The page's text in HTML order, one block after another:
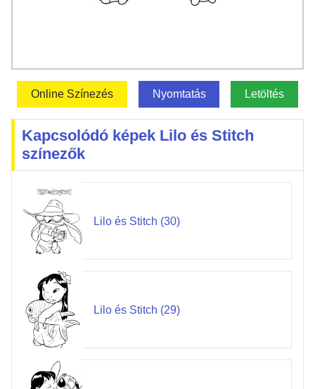
Online Színezés Nyomtatás Letöltés
Kapcsolódó képek Lilo és Stitch
színezők
Lilo és Stitch (30)
Lilo és Stitch (29)